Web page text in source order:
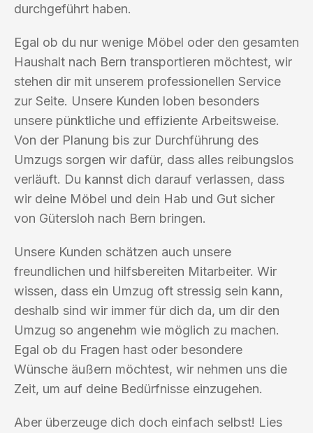
durchgeführt haben.
Egal ob du nur wenige Möbel oder den gesamten
Haushalt nach Bern transportieren möchtest, wir
stehen dir mit unserem professionellen Service
zur Seite. Unsere Kunden loben besonders
unsere pünktliche und effiziente Arbeitsweise.
Von der Planung bis zur Durchführung des
Umzugs sorgen wir dafür, dass alles reibungslos
verläuft. Du kannst dich darauf verlassen, dass
wir deine Möbel und dein Hab und Gut sicher
von Gütersloh nach Bern bringen.
Unsere Kunden schätzen auch unsere
freundlichen und hilfsbereiten Mitarbeiter. Wir
wissen, dass ein Umzug oft stressig sein kann,
deshalb sind wir immer für dich da, um dir den
Umzug so angenehm wie möglich zu machen.
Egal ob du Fragen hast oder besondere
Wünsche äußern möchtest, wir nehmen uns die
Zeit, um auf deine Bedürfnisse einzugehen.
Aber überzeuge dich doch einfach selbst! Lies